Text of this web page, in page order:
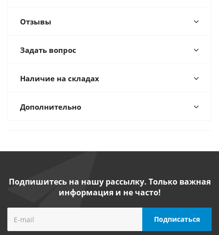
Отзывы
Задать вопрос
Наличие на складах
Дополнительно
Подпишитесь на нашу рассылку. Только важная
информация и не часто!